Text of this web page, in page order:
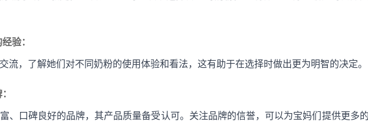
验：
流，了解她们对不同奶粉的使用体验和看法，这有助于在选择时做出更为明智的决定。
、口碑良好的品牌，其产品质量备受认可。关注品牌的信誉，可以为宝妈们提供更多